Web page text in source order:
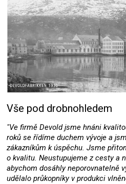
Vše pod drobnohledem
"Ve firmě Devold jsme hnáni
roků se řídíme duchem vývoje a
zákazníkům k úspěchu. Jsme
o kvalitu. Neustupujeme z cesty a
abychom dosáhly neporovnatelně
udělalo průkopníky v produkci